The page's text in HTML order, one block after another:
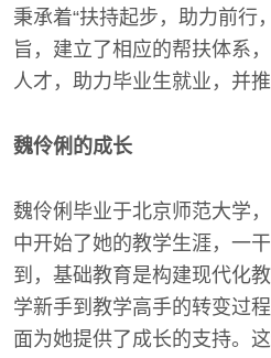
秉承着“扶持起步，助力前行
旨，建立了相应的帮扶体系
人才，助力毕业生就业，并
魏伶俐的成长
魏伶俐毕业于北京师范大学
中开始了她的教学生涯，一
到，基础教育是构建现代化
学新手到教学高手的转变过
面为她提供了成长的支持。